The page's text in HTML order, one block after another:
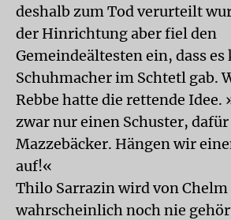
deshalb zum Tod verurteilt
der Hinrichtung aber fiel den
Gemeindeältesten ein, dass
Schuhmacher im Schtetl gab.
Rebbe hatte die rettende Idee.
zwar nur einen Schuster,
Mazzebäcker. Hängen wir
auf!«
Thilo Sarrazin wird von Chelm
wahrscheinlich noch nie